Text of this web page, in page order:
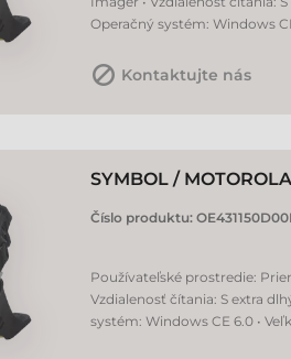
Operačný systém: Windows
Kontaktujte nás
SYMBOL /
Číslo produktu:
Používateľské prostredie:
Vzdialenosť čítania: S extra
systém: Windows CE 6.0 •